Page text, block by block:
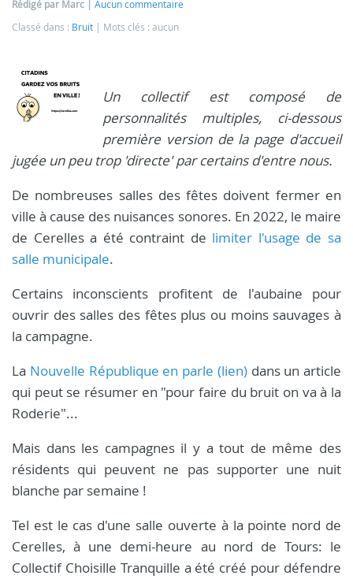
Rédigé par Marc
Aucun commentaire
Classé dans : Bruit Mots clés : aucun
Un collectif est composé de
personnalités multiples, ci-dessous
première version de la page d'accueil
jugée un peu trop 'directe' par certains d'entre nous.
De nombreuses salles des fêtes doivent fermer en
ville à cause des nuisances sonores. En 2022, le maire
de Cerelles a été contraint de limiter l'usage de sa
salle municipale.
Certains inconscients profitent de l'aubaine pour
ouvrir des salles des fêtes plus ou moins sauvages à
la campagne.
La Nouvelle République en parle (lien)dans un article
qui peut se résumer en "pour faire du bruit on va à la
Roderie"...
Mais dans les campagnes il y a tout de même des
résidents qui peuvent ne pas supporter une nuit
blanche par semaine !
Tel est le cas d'une salle ouverte à la pointe nord de
Cerelles, à une demi-heure au nord de Tours: le
Collectif Choisille Tranquille a été créé pour défendre